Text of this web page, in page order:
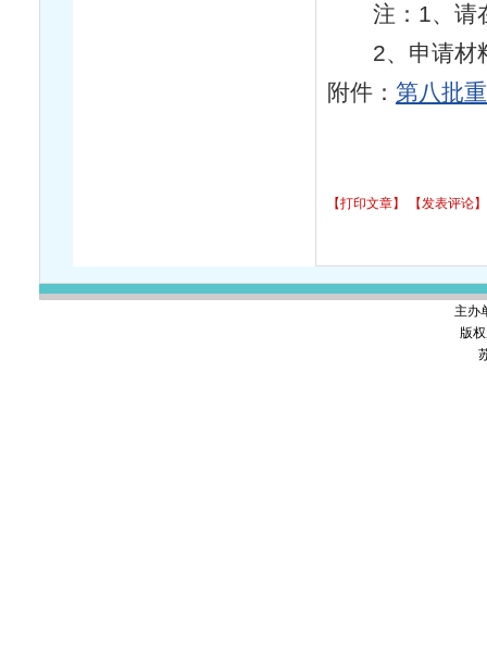
注：1、请在
2、申请材料
附件： 第八批
【打印文章】 【发表评论】
主办
版